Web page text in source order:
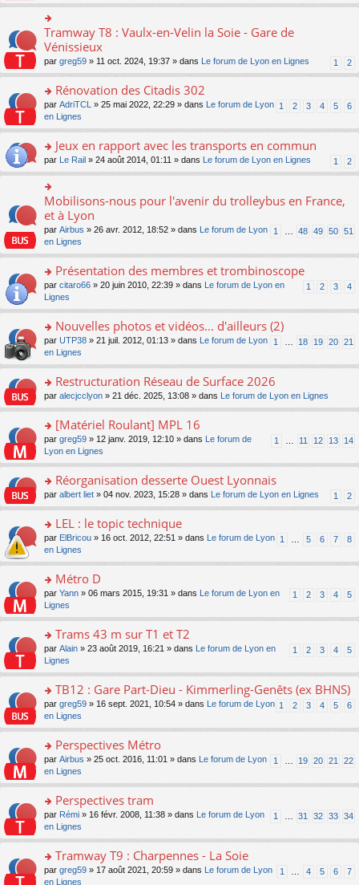
s
ult
er
le
m
e
s
s
g
o
n
lu
le
pl
u
s
ré
c
e
nt
o
n
ult
er
le
m
e
s
a
g
e
n
o
n
le
u
s
ré
c
e
Tramway T8 : Vaulx-en-Velin la Soie - Gare de
Vénissieux
1 2
par greg59 » 11 oct. 2024, 19:37 » dans Le forum de Lyon en Lignes
o
n
s
er
le
m
e
s
s
g
o
n
lu
le
u
s
ré
c
e
nt
Rénovation des Citadis 302
1 2 3 4 5 6
par AdriTCL » 25 mai 2022, 22:29 » dans
Le forum de Lyon
en Lignes
o
n
s
ult
er
le
m
e
s
s
g
o
n
lu
le
u
s
ré
c
e
nt
Jeux en rapport avec les transports en commun
1 2
par Le Rail » 24 août 2014, 01:11 » dans Le forum de Lyon en Lignes
o
n
ult
le
m
e
s
s
g
e
n
o
n
lu
u
s
ré
c
e
Mobilisons-nous pour l'avenir du trolleybus en France,
et à Lyon
1 48 49 50 51
par Airbus » 26 avr. 2012, 18:52 » dans
Le forum de Lyon
en Lignes
o
s
er
le
m
e
s
s
e
n
o
n
lu
pl
s
ré
c
e
Présentation des membres et trombinoscope
1 2 3 4
par citaro66 » 20 juin 2010, 22:39 » dans
Le forum de Lyon en
Lignes
o
n
s
er
le
m
e
s
s
e
n
o
n
le
s
ré
e
Nouvelles photos et vidéos... d'ailleurs (2)
1 18 19 20 21
par UTP38 » 21 juil. 2012, 01:13 » dans
Le forum de Lyon
en Lignes
o
n
ult
er
le
m
e
s
g
e
n
o
n
le
s
ré
e
Restructuration Réseau de Surface 2026
par alecjcclyon » 21 déc. 2025, 13:08 » dans Le forum de Lyon en Lignes
o
s
er
le
m
e
s
s
e
n
o
n
lu
pl
ré
c
e
nt
[Matériel Roulant] MPL 16
1 11 12 13 14
par greg59 » 12 janv. 2019, 12:10 » dans
Le forum de
Lyon en Lignes
o
n
ult
er
le
m
e
s
s
e
n
o
n
lu
pl
ré
c
e
nt
Réorganisation desserte Ouest Lyonnais
1 2
par albert liet » 04 nov. 2023, 15:28 » dans Le forum de Lyon en Lignes
o
n
s
er
le
m
e
s
s
a
n
o
n
lu
le
u
c
e
nt
LEL : le topic technique
1 5 6 7 8
par ElBricou » 16 oct. 2012, 22:51 » dans
Le forum de Lyon
en Lignes
o
s
er
le
m
e
s
s
a
n
o
n
lu
le
u
c
e
nt
Métro D
1 2 3 4 5
par Yann » 06 mars 2015, 19:31 » dans
Le forum de Lyon en
Lignes
o
s
er
le
m
e
s
s
a
n
o
n
lu
le
u
Trams 43 m sur T1 et T2
1 2 3 4 5
par Alain » 23 août 2019, 16:21 » dans
Le forum de Lyon en
Lignes
o
n
s
er
le
m
e
s
s
a
n
o
TB12 : Gare Part-Dieu - Kimmerling-Genêts (ex BHNS)
1 2 3 4 5 6
par greg59 » 16 sept. 2021, 10:54 » dans
Le forum de Lyon
en Lignes
o
n
s
er
le
m
e
s
s
a
Perspectives Métro
1 19 20 21 22
par Airbus » 25 oct. 2016, 11:01 » dans
Le forum de Lyon
en Lignes
o
n
s
er
le
Perspectives tram
1 31 32 33 34
par Rémi » 16 févr. 2008, 11:38 » dans
Le forum de Lyon
en Lignes
o
n
Tramway T9 : Charpennes - La Soie
1 4 5 6 7
par greg59 » 17 août 2021, 20:59 » dans
Le forum de Lyon
en Lignes